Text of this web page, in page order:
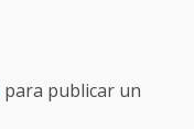
para publicar un